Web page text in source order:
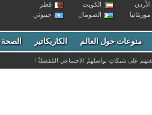
الكويت
قطر
الصومال جيبوتي
منوعات حول العالم الكاريكاتير الصحة
على شبكاتِ تواصلهمْ الاجتماعي المُفضلةْ !